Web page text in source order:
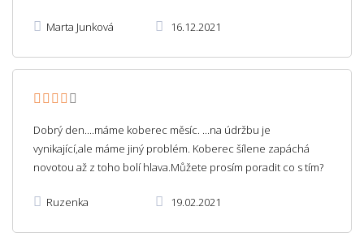
Marta Junková 16.12.2021
Dobrý den....máme koberec měsíc. ...na údržbu je
vynikající,ale máme jiný problém. Koberec šílene zapáchá
novotou až z toho bolí hlava.Můžete prosím poradit co s tím?
Ruzenka 19.02.2021